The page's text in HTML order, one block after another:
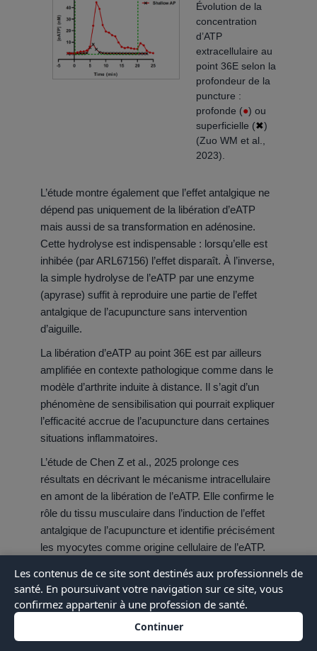
Évolution de la
concentration
d’ATP
extracellulaire au
point 36E selon la
profondeur de la
puncture :
profonde (●) ou
superficielle (✖)
(Zuo WM et al.,
2023).
L’étude montre également que l’effet antalgique ne
dépend pas uniquement de la libération d’eATP
mais aussi de sa transformation en adénosine.
Cette hydrolyse est indispensable : lorsqu’elle est
inhibée (par ARL67156) l’effet disparaît. À l’inverse,
la simple hydrolyse de l’eATP par une enzyme
(apyrase) suffit à reproduire une partie de l’effet
antalgique de l’acupuncture sans intervention
d’aiguille.
La libération d’eATP au point 36E est par ailleurs
amplifiée en contexte pathologique comme dans le
modèle d’arthrite induite à distance. Il s’agit d’un
phénomène de sensibilisation qui pourrait expliquer
l’efficacité accrue de l’acupuncture dans certaines
situations inflammatoires.
L’étude de Chen Z et al., 2025 prolonge ces
résultats en décrivant le mécanisme intracellulaire
en amont de la libération de l’eATP. Elle confirme le
rôle du tissu musculaire dans l’induction de l’effet
antalgique de l’acupuncture et identifie précisément
les myocytes comme origine cellulaire de l’eATP.
Ces résultats s’inscrivent dans un ensemble de travaux
Les contenus de ce site sont destinés aux professionnels de
santé. En poursuivant votre navigation sur ce site, vous
confirmez appartenir à une profession de santé.
Continuer